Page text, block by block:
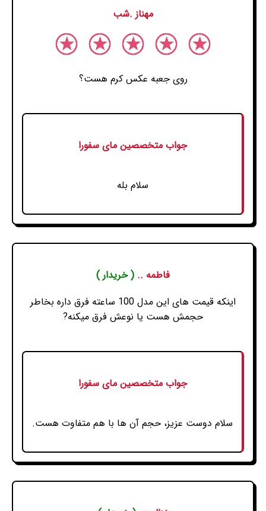
مهناز .شب
روی جعبه عکس کرم هست؟
جواب متخصصین مای سفورا
سلام بله
فاطمه .. ( خریدار )
اینکه قیمت های این مدل 100 ساعته فرق داره بخاطر
حجمش هست یا نوعش فرق میکنه?
جواب متخصصین مای سفورا
سلام دوست عزیز، حجم آن ها با هم متفاوت هست.